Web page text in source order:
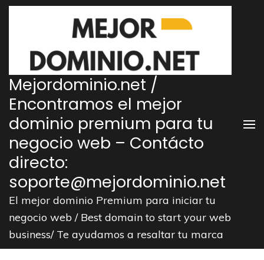
Saltar
(presiona
tecla
Intro)
Mejordominio.net /
Encontramos el mejor
dominio premium para tu
negocio web – Contácto
directo:
soporte@mejordominio.net
El mejor dominio Premium para iniciar tu
negocio web / Best domain to start your web
business/ Te ayudamos a resaltar tu marca